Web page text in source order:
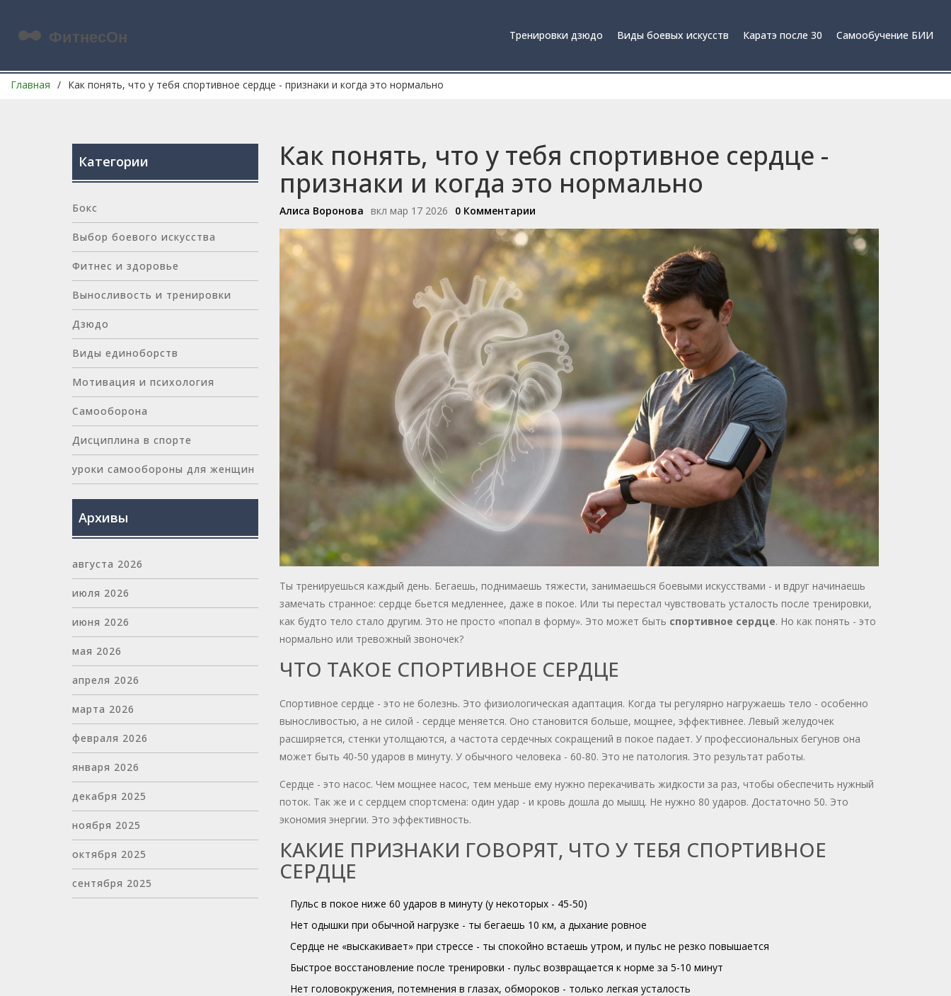
Тренировки дзюдо Виды боевых искусств Каратэ после 30 Самообучение БИИ
Главная Как понять, что у тебя спортивное сердце - признаки и когда это нормально
Как понять, что у тебя спортивное сердце -
признаки и когда это нормально
Алиса Воронова вкл мар 17 2026 0 Комментарии
Ты тренируешься каждый день. Бегаешь, поднимаешь тяжести, занимаешься боевыми искусствами - и вдруг начинаешь
замечать странное: сердце бьется медленнее, даже в покое. Или ты перестал чувствовать усталость после тренировки,
как будто тело стало другим. Это не просто «попал в форму». Это может быть спортивное сердце. Но как понять - это
нормально или тревожный звоночек?
ЧТО ТАКОЕ СПОРТИВНОЕ СЕРДЦЕ
Спортивное сердце - это не болезнь. Это физиологическая адаптация. Когда ты регулярно нагружаешь тело - особенно
выносливостью, а не силой - сердце меняется. Оно становится больше, мощнее, эффективнее. Левый желудочек
расширяется, стенки утолщаются, а частота сердечных сокращений в покое падает. У профессиональных бегунов она
может быть 40-50 ударов в минуту. У обычного человека - 60-80. Это не патология. Это результат работы.
Сердце - это насос. Чем мощнее насос, тем меньше ему нужно перекачивать жидкости за раз, чтобы обеспечить нужный
поток. Так же и с сердцем спортсмена: один удар - и кровь дошла до мышц. Не нужно 80 ударов. Достаточно 50. Это
экономия энергии. Это эффективность.
КАКИЕ ПРИЗНАКИ ГОВОРЯТ, ЧТО У ТЕБЯ СПОРТИВНОЕ
СЕРДЦЕ
Пульс в покое ниже 60 ударов в минуту (у некоторых - 45-50)
Нет одышки при обычной нагрузке - ты бегаешь 10 км, а дыхание ровное
Сердце не «выскакивает» при стрессе - ты спокойно встаешь утром, и пульс не резко повышается
Быстрое восстановление после тренировки - пульс возвращается к норме за 5-10 минут
Нет головокружения, потемнения в глазах, обмороков - только легкая усталость
Категории
Бокс
Выбор боевого искусства
Фитнес и здоровье
Выносливость и тренировки
Дзюдо
Виды единоборств
Мотивация и психология
Самооборона
Дисциплина в спорте
уроки самообороны для женщин
Архивы
августа 2026
июля 2026
июня 2026
мая 2026
апреля 2026
марта 2026
февраля 2026
января 2026
декабря 2025
ноября 2025
октября 2025
сентября 2025